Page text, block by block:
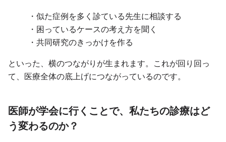
・似た症例を多く診ている先生に相談する
・困っているケースの考え方を聞く
・共同研究のきっかけを作る
といった、横のつながりが生まれます。これが回り回っ
て、医療全体の底上げにつながっているのです。
医師が学会に行くことで、私たちの診療はど
う変わるのか？